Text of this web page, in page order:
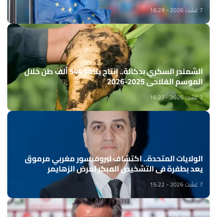
7 غشت 2026 - 16:29
الشمندر السكري بدكالة.. إنتاج يناهز 544 ألف طن خلال
الموسم الفلاحي 2025-2026
7 غشت 2026 - 16:27
الولايات المتحدة.. اكتشاف لبروفيسور مغربي مرموق
يعد بطفرة في التشخيص المبكر لمرض الزهايمر
7 غشت 2026 - 15:22